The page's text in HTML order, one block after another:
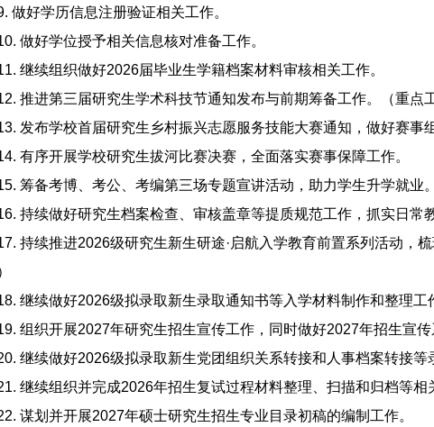
做好学历信息注册验证相关工作。
做好学位授予相关信息核对准备工作。
继续组织做好2026届毕业生学籍档案材料审核相关工作。
推进第三届研究生学术科技节通知发布与前期筹备工作。（重点
发布学校首届研究生乡村振兴志愿服务技能大赛通知，做好赛事
有序开展学校研究生拔河比赛决赛，全面落实赛事保障工作。
筹备考博、考公、考编第三场专题宣讲活动，助力学生升学就业。
持续做好研究生档案检查、审核盖章等提质规范工作，抓实日常
持续推进2026级研究生新生研途·启航入学教育前置系列活动，
继续做好2026级拟录取新生录取通知书等入学材料制作和整理工
组织开展2027年研究生招生宣传工作，同时做好2027年招生宣传
继续做好2026级拟录取新生党团组织关系转接和人事档案转接等
继续组织并完成2026年招生复试过程材料整理、扫描和归档等相
谋划并开展2027年硕士研究生招生专业目录初稿的编制工作。